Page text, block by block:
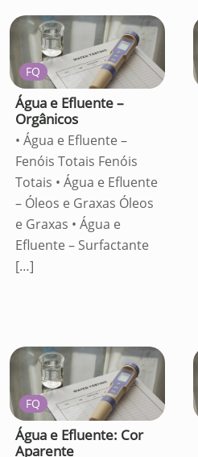
FQ
Água e Efluente –
Orgânicos
• Água e Efluente –
Fenóis Totais Fenóis
Totais • Água e Efluente
– Óleos e Graxas Óleos
e Graxas • Água e
Efluente – Surfactante
[…]
FQ
Água e Efluente: Cor
Aparente